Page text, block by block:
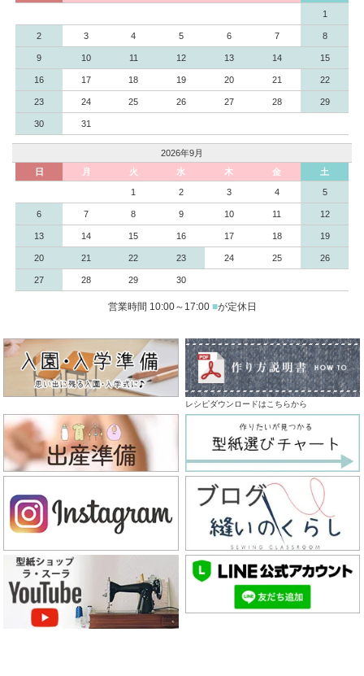
1
2 3 4 5 6 7 8
9 10 11 12 13 14 15
16 17 18 19 20 21 22
23 24 25 26 27 28 29
30 31
2026年9月
日
月 火 水 木 金 土
1 2 3 4 5
6 7 8 9 10 11 12
13 14 15 16 17 18 19
20 21 22 23 24 25 26
27 28 29 30
営業時間 10:00～17:00 ■が定休日
レシピダウンロードはこちらから